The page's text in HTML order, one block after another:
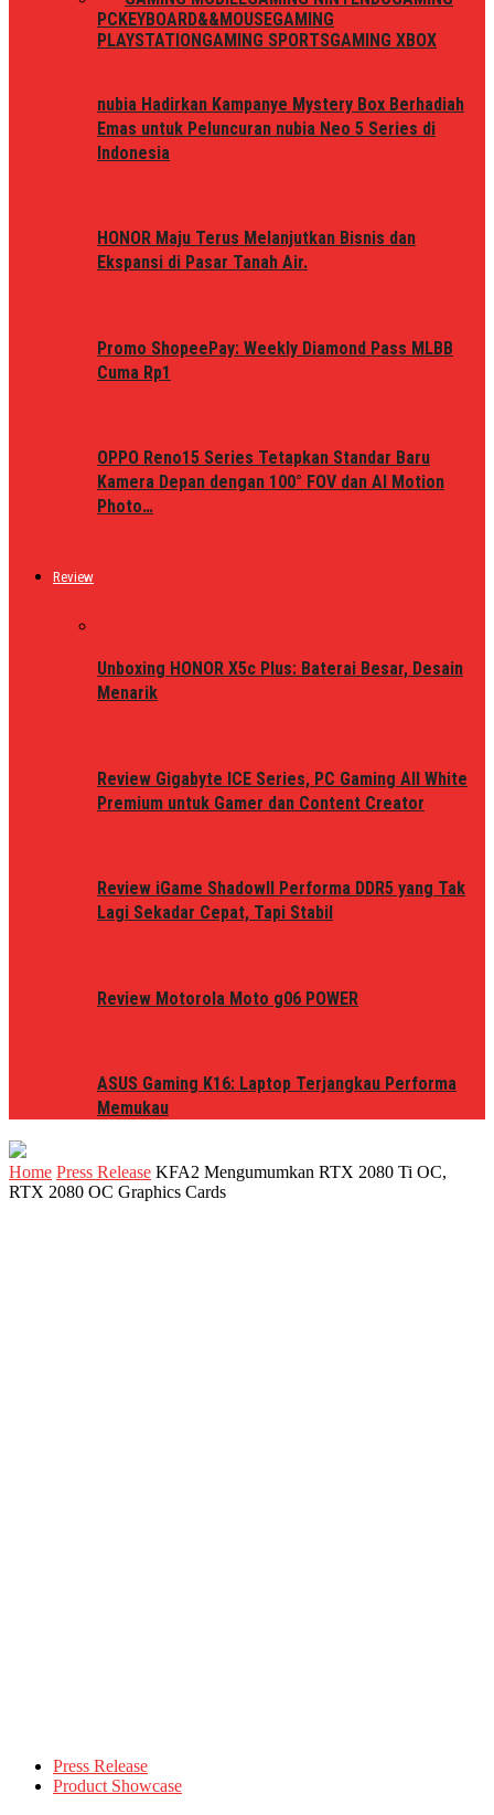
PCKEYBOARD&&MOUSEGAMING
PLAYSTATIONGAMING SPORTSGAMING XBOX
nubia Hadirkan Kampanye Mystery Box Berhadiah
Emas untuk Peluncuran nubia Neo 5 Series di
Indonesia
HONOR Maju Terus Melanjutkan Bisnis dan
Ekspansi di Pasar Tanah Air.
Promo ShopeePay: Weekly Diamond Pass MLBB
Cuma Rp1
OPPO Reno15 Series Tetapkan Standar Baru
Kamera Depan dengan 100° FOV dan AI Motion
Photo…
Review
Unboxing HONOR X5c Plus: Baterai Besar, Desain
Menarik
Review Gigabyte ICE Series, PC Gaming All White
Premium untuk Gamer dan Content Creator
Review iGame ShadowII Performa DDR5 yang Tak
Lagi Sekadar Cepat, Tapi Stabil
Review Motorola Moto g06 POWER
ASUS Gaming K16: Laptop Terjangkau Performa
Memukau
Home Press Release KFA2 Mengumumkan RTX 2080 Ti OC,
RTX 2080 OC Graphics Cards
Press Release
Product Showcase